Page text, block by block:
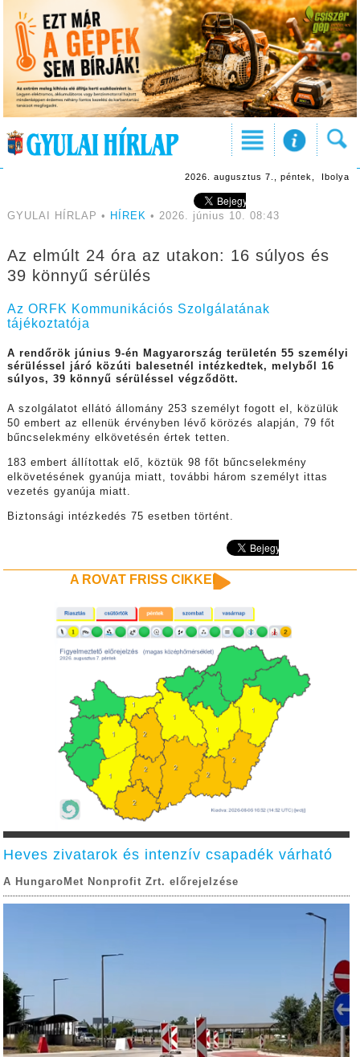
2026. augusztus 7., péntek, Ibolya
GYULAI HÍRLAP • HÍREK • 2026. június 10. 08:43
Az elmúlt 24 óra az utakon: 16 súlyos és
39 könnyű sérülés
Az ORFK Kommunikációs Szolgálatának
tájékoztatója
A rendőrök június 9-én Magyarország területén 55 személyi
sérüléssel járó közúti balesetnél intézkedtek, melyből 16
súlyos, 39 könnyű sérüléssel végződött.
A szolgálatot ellátó állomány 253 személyt fogott el, közülük
50 embert az ellenük érvényben lévő körözés alapján, 79 főt
bűncselekmény elkövetésén értek tetten.
183 embert állítottak elő, köztük 98 főt bűncselekmény
elkövetésének gyanúja miatt, további három személyt ittas
vezetés gyanúja miatt.
Biztonsági intézkedés 75 esetben történt.
A ROVAT FRISS CIKKEI
Heves zivatarok és intenzív csapadék várható
A HungaroMet Nonprofit Zrt. előrejelzése